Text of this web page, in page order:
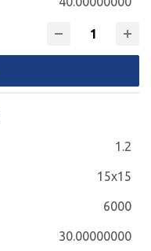
1.2
15x15
6000
30.00000000